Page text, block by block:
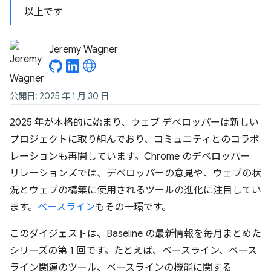
以上です
Jeremy Wagner
公開日: 2025 年 1 月 30 日
2025 年が本格的に始まり、ウェブ デベロッパーは新しい
プロジェクトに取り組んでおり、コミュニティとのコラボ
レーションも再開しています。Chrome のデベロッパー
リレーションズでは、デベロッパーの意見や、ウェブの状
況とウェブの構築に使用されるツールの進化に注目してい
ます。 ベースラインもその一環です。
このダイジェストは、Baseline の最新情報を毎月まとめた
シリーズの第 1 回です。たとえば、ベースライン、ベース
ライン関連のツール、ベースラインの機能に関する